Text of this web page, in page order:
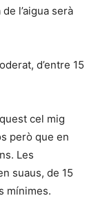
l’aigua serà
d’entre 15
cel mig
però que en
Les
suaus, de 15
mínimes.